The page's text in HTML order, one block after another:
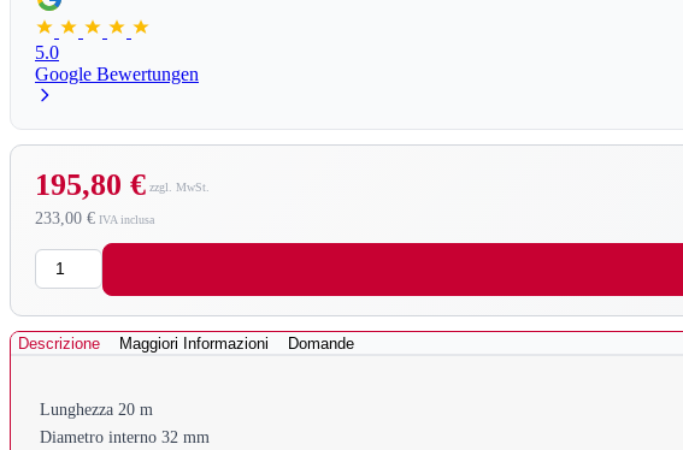
5.0
Google Bewertungen
233,00 €
195,80 €
Quantità
Descrizione Maggiori Informazioni Domande
Lunghezza 20 m
Diametro interno 32 mm